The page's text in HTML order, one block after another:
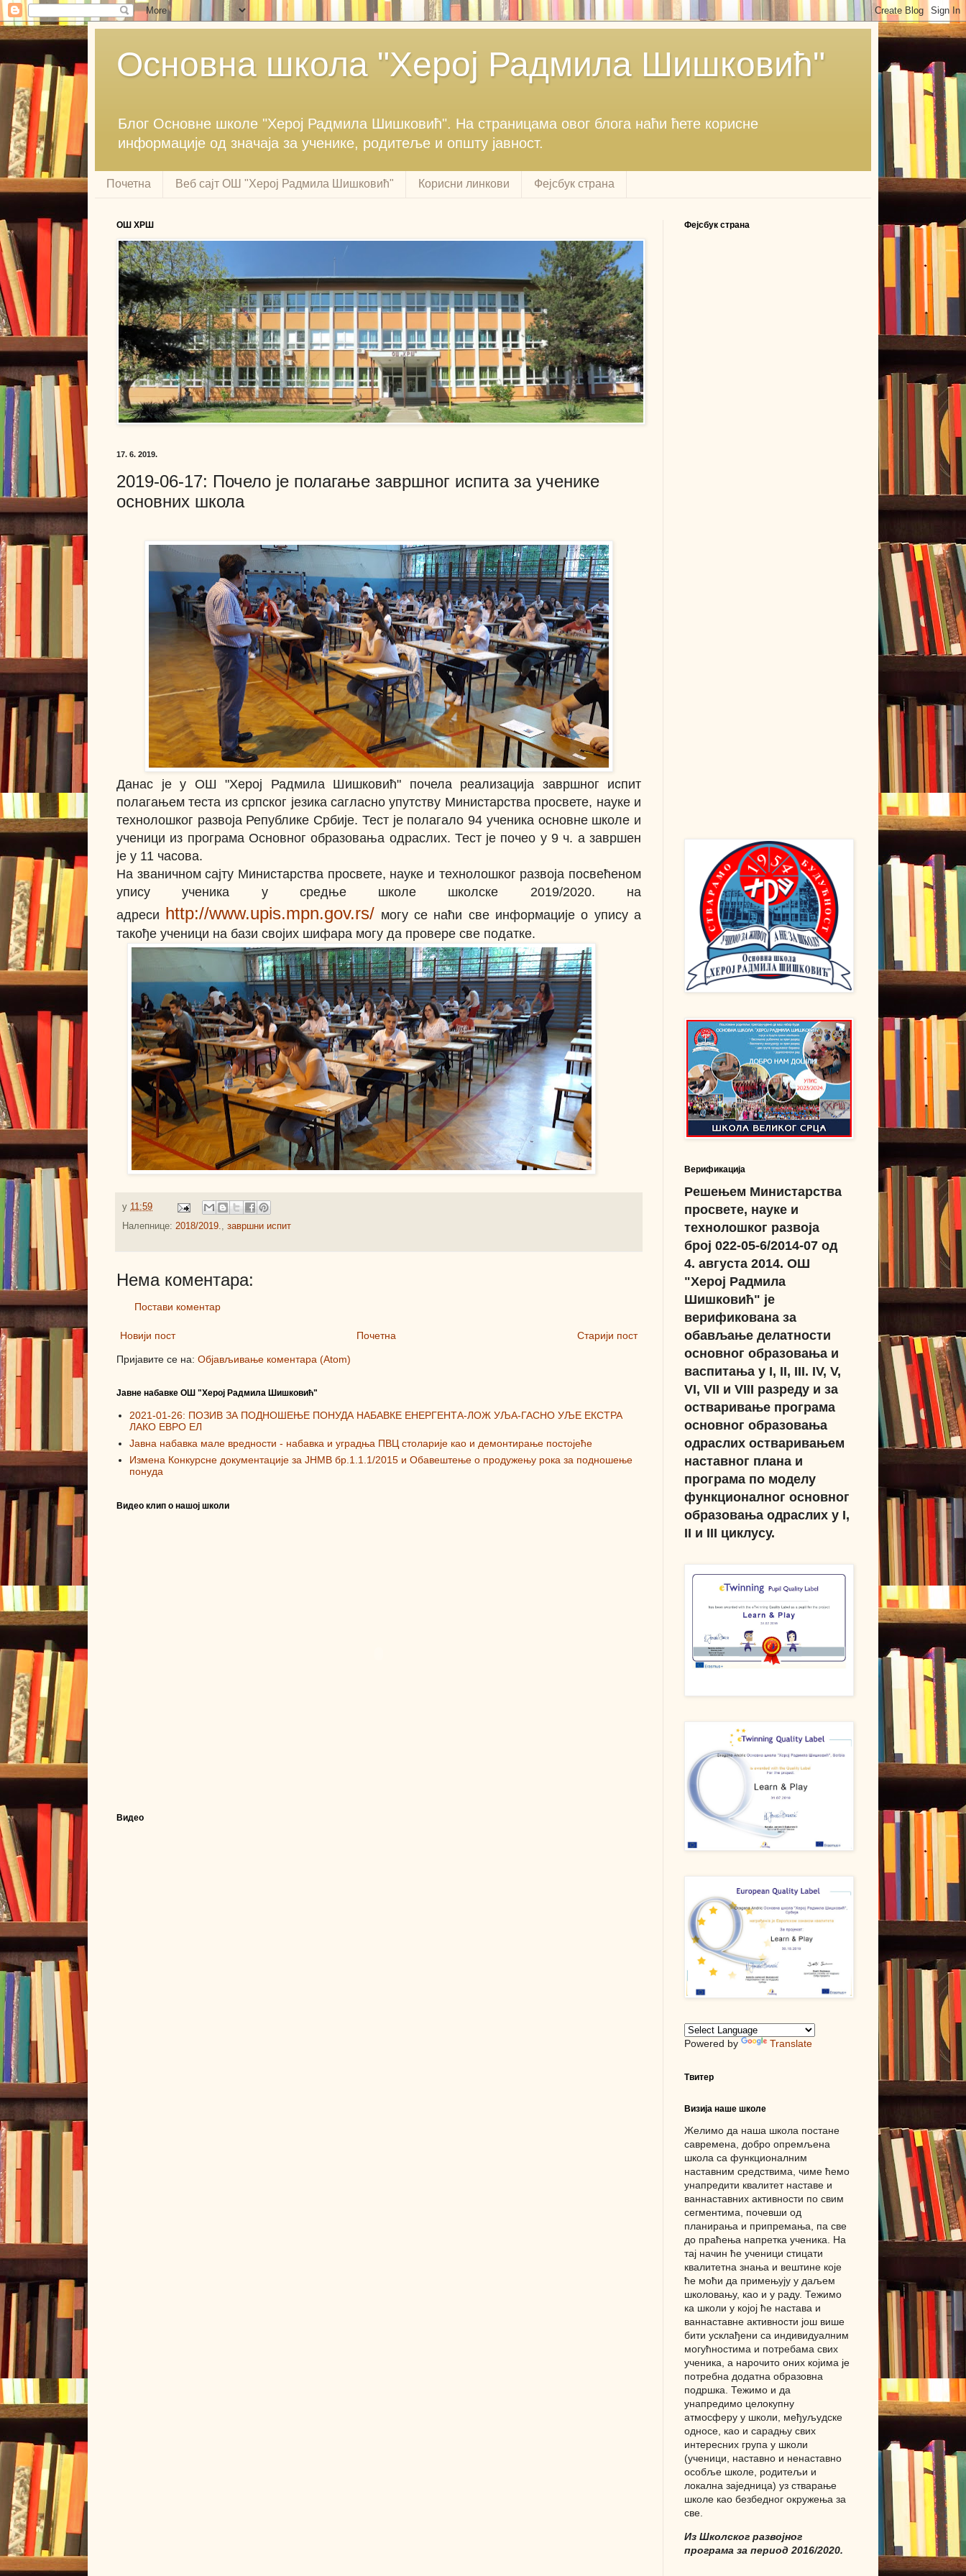
Основна школа "Херој Радмила Шишковић"
Блог ‎Основне школе "Херој ‎Радмила Шишковић".‎ На страницама овог блога наћи ћете корисне
информације ‎од значаја за ученике, родитеље и општу јавност.‎
Почетна Веб сајт ОШ "Херој Радмила Шишковић" Корисни линкови Фејсбук страна
ОШ ХРШ
17. 6. 2019.
2019-06-17: Почело је полагање завршног испита за ученике
основних школа
Данас је у ОШ "Херој Радмила Шишковић" почела реализација завршног испит
полагањем теста из српског језика сагласно упутству Министарства просвете, науке и
технолошког развоја Републике Србије. Тест је полагало 94 ученика основне школе и
ученици из програма Основног образовања одраслих. Тест је почео у 9 ч. а завршен
је у 11 часова.
На званичном сајту Министарства просвете, науке и технолошког развоја посвећеном
упису ученика у средње школе школске 2019/2020. на
адреси http://www.upis.mpn.gov.rs/ могу се наћи све информације о упису а
такође ученици на бази својих шифара могу да провере све податке.
у 11:59
Налепнице: 2018/2019., завршни испит
Нема коментара:
Постави коментар
Новији пост Старији пост
Почетна
Пријавите се на: Објављивање коментара (Atom)
Јавне набавке ОШ "Херој Радмила Шишковић"
2021-01-26: ПОЗИВ ЗА ПОДНОШЕЊЕ ПОНУДА НАБАВКЕ ЕНЕРГЕНТА-ЛОЖ УЉА-ГАСНО УЉЕ ЕКСТРА
ЛАКО ЕВРО ЕЛ
Јавна набавка мале вредности - набавка и уградња ПВЦ столарије као и демонтирање постојеће
Измена Конкурсне документације за ЈНМВ бр.1.1.1/2015 и Обавештење о продужењу рока за подношење
понуда
Видео клип о нашој школи
Видео
Фејсбук страна
Верификација
Решењем Министарства
просвете, науке и
технолошког развоја
број 022-05-6/2014-07 од
4. августа 2014. ОШ
"Херој Радмила
Шишковић" је
верификована за
обављање делатности
основног образовања и
васпитања у I, II, III. IV, V,
VI, VII и VIII разреду и за
остваривање програма
основног образовања
одраслих остваривањем
наставног плана и
програма по моделу
функционалног основног
образовања одраслих у I,
II и III циклусу.
Powered by Translate
Твитер
Визија наше школе
Желимо да наша школа постане
савремена, добро опремљена
школа са функционалним
наставним средствима, чиме ћемо
унапредити квалитет наставе и
ваннаставних активности по свим
сегментима, почевши од
планирања и припремања, па све
до праћења напретка ученика. На
тај начин ће ученици стицати
квалитетна знања и вештине које
ће моћи да примењују у даљем
школовању, као и у раду. Тежимо
ка школи у којој ће настава и
ваннаставне активности још више
бити усклађени са индивидуалним
могућностима и потребама свих
ученика, а нарочито оних којима је
потребна додатна образовна
подршка. Тежимо и да
унапредимо целокупну
атмосферу у школи, међуљудске
односе, као и сарадњу свих
интересних група у школи
(ученици, наставно и ненаставно
особље школе, родитељи и
локална заједница) уз стварање
школе као безбедног окружења за
све.
Из Школског развојног
програма за период 2016/2020.